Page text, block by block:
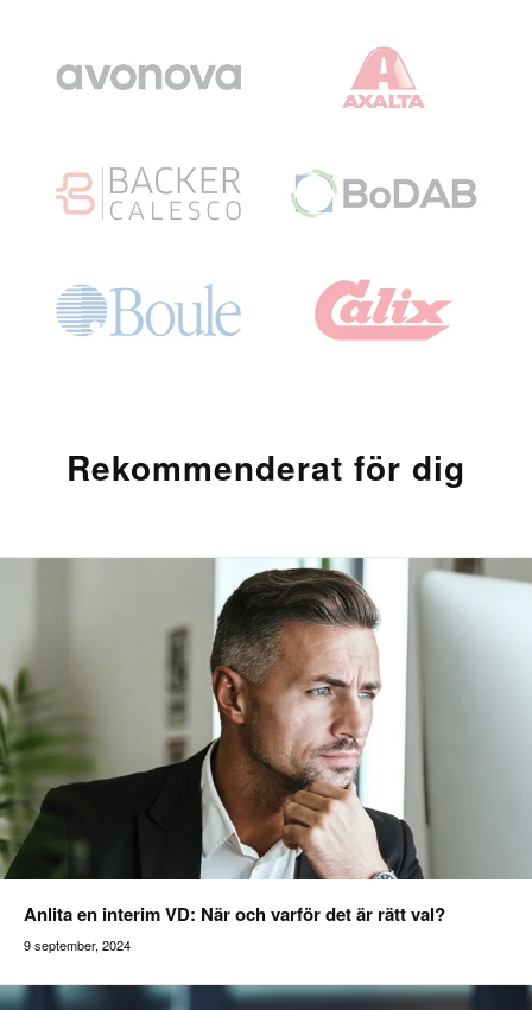
Rekommenderat för dig
Anlita en interim VD: När och varför det är rätt val?
9 september, 2024